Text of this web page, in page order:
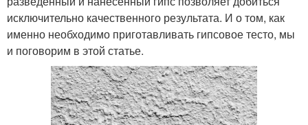
исключительно качественного результата. И о том, как
именно необходимо приготавливать гипсовое тесто, мы
и поговорим в этой статье.